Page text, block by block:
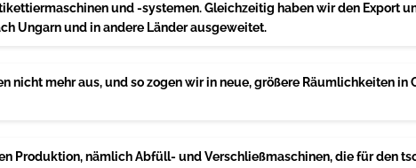
und -systemen. Gleichzeitig haben wir den Export
Ungarn und in andere Länder ausgeweitet.
nicht mehr aus, und so zogen wir in neue, größere Räumlichkeiten in
Produktion, nämlich Abfüll- und Verschließmaschinen, die für den